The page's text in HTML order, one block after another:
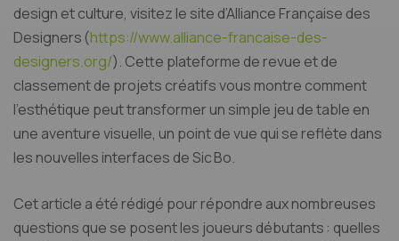
design et culture, visitez le site d’Alliance Française des
Designers (https://www.alliance-francaise-des-
designers.org/). Cette plateforme de revue et de
classement de projets créatifs vous montre comment
l’esthétique peut transformer un simple jeu de table en
une aventure visuelle, un point de vue qui se reflète dans
les nouvelles interfaces de Sic Bo.
Cet article a été rédigé pour répondre aux nombreuses
questions que se posent les joueurs débutants : quelles